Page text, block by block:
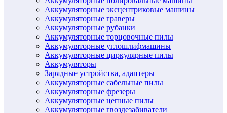
Аккумуляторные эксцентриковые машины
Аккумуляторные граверы
Аккумуляторные рубанки
Аккумуляторные торцовочные пилы
Аккумуляторные углошлифмашины
Аккумуляторные циркулярные пилы
Аккумуляторы
Зарядные устройства, адаптеры
Аккумуляторные сабельные пилы
Аккумуляторные фрезеры
Аккумуляторные цепные пилы
Аккумуляторные гвоздезабиватели